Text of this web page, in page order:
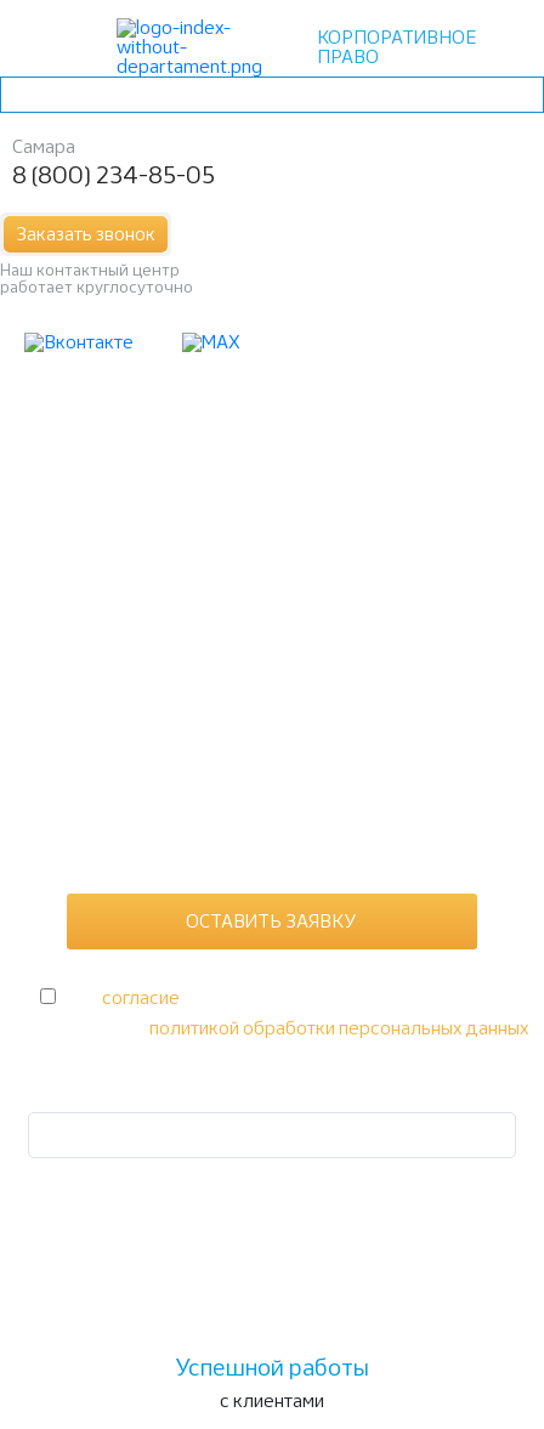
КОРПОРАТИВНОЕ
ПРАВО
Самара
8 (800) 234-85-05
Заказать звонок
Наш контактный центр
работает круглосуточно
Даю согласие
политикой обработки персональных данных
Успешной работы
с клиентами